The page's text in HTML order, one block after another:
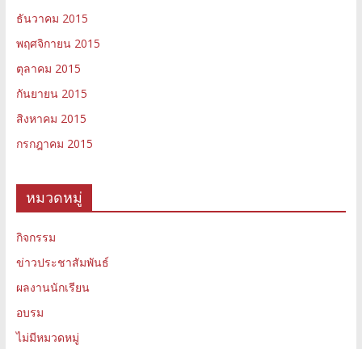
ธันวาคม 2015
พฤศจิกายน 2015
ตุลาคม 2015
กันยายน 2015
สิงหาคม 2015
กรกฎาคม 2015
หมวดหมู่
กิจกรรม
ข่าวประชาสัมพันธ์
ผลงานนักเรียน
อบรม
ไม่มีหมวดหมู่